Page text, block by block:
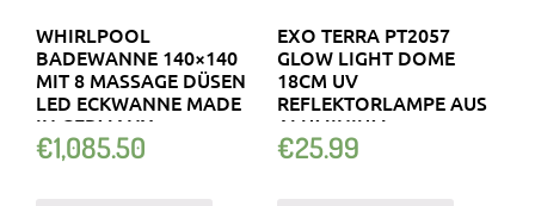
WHIRLPOOL
BADEWANNE 140×140
MIT 8 MASSAGE DÜSEN
LED ECKWANNE MADE
IN GERMANY
€1,085.50
EXO TERRA PT2057
GLOW LIGHT DOME
18CM UV
REFLEKTORLAMPE AUS
ALUMINIUM
€25.99